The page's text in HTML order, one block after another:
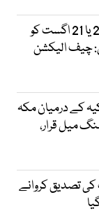
دھرنے کا مسئلہ حل ہوا تو 20 یا 21 اگست کو
چیف الیکشن
کے درمیان مکہ
میل قرار،
تصدیق کروانے